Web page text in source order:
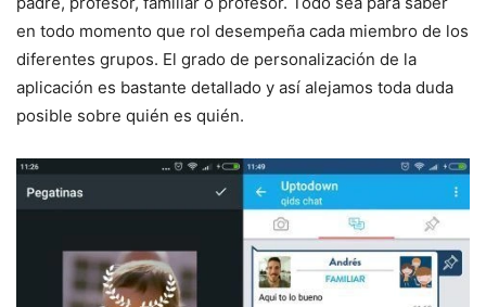
en todo momento que rol desempeña cada miembro de los
diferentes grupos. El grado de personalización de la
aplicación es bastante detallado y así alejamos toda duda
posible sobre quién es quién.